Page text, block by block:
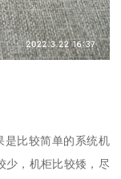
是比较简单的系统机
少，机柜比较矮，尽